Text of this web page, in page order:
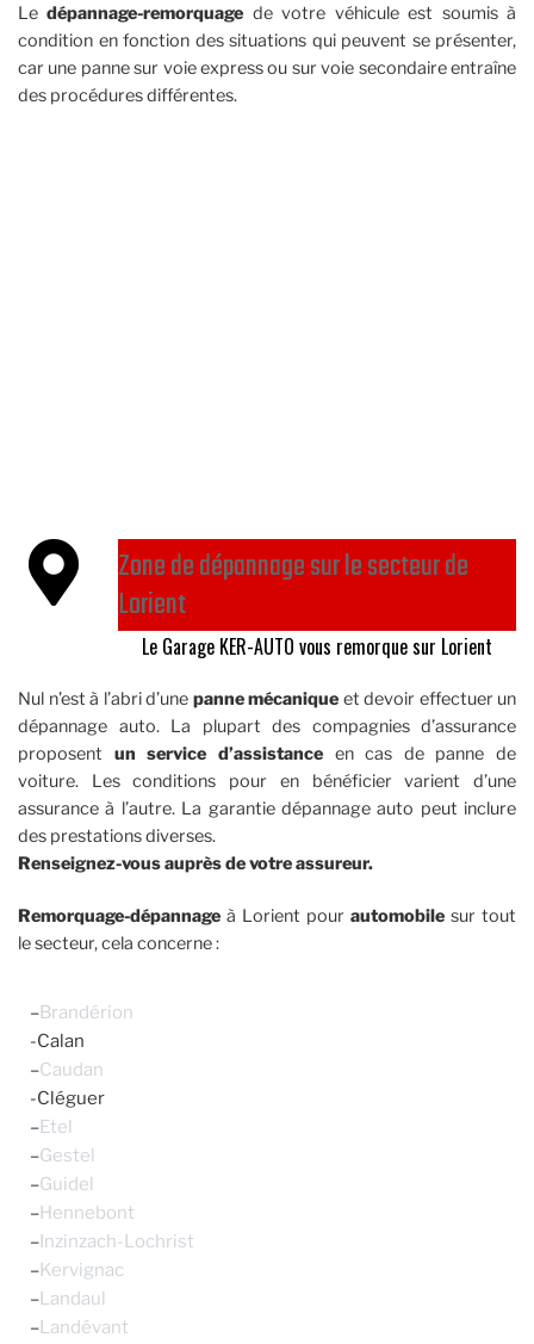
Ledépannage-remorquage de votre véhicule est soumis à
condition en fonction des situations qui peuvent se présenter,
car une panne sur voie express ou sur voie secondaire entraîne
des procédures différentes.
Zone de dépannage sur le secteur de
Lorient
Le Garage KER-AUTO vous remorque sur Lorient
Nul n’est à l’abri d’une panne mécanique et devoir effectuer un
dépannage auto. La plupart des compagnies d’assurance
proposent un service d’assistanceen cas de panne de
voiture. Les conditions pour en bénéficier varient d’une
assurance à l’autre. La garantie dépannage auto peut inclure
des prestations diverses.
Renseignez-vous auprès de votre assureur.
Remorquage-dépannage à Lorient pour automobile sur tout
le secteur, cela concerne :
–Brandérion
-Calan
–Caudan
-Cléguer
–Etel
–Gestel
–Guidel​
–Hennebont
–Inzinzach-Lochrist
–Kervignac​
–Landaul
–Landévant